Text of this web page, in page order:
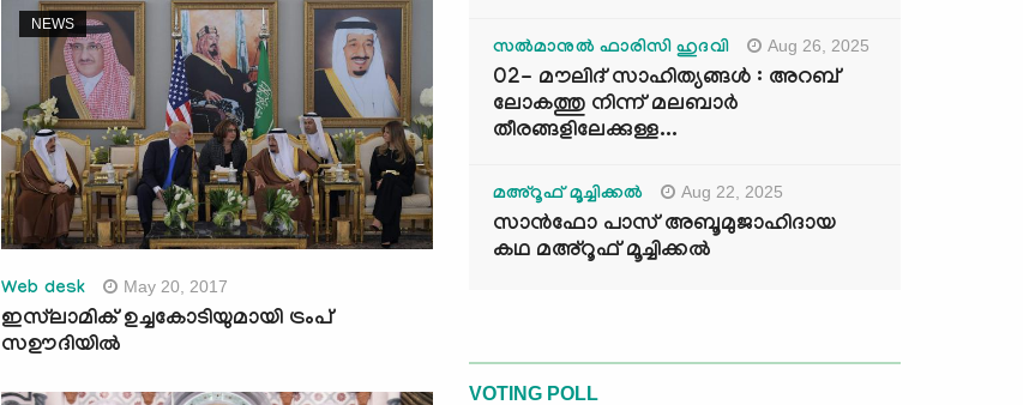
NEWS
Web desk May 20, 2017
ഇസ്‌ലാമിക് ഉച്ചകോടിയുമായി ട്രംപ്
സഊദിയില്‍
സൽമാനുൽ ഫാരിസി ഹുദവി Aug 26, 2025
02- മൗലിദ് സാഹിത്യങ്ങൾ : അറബ്
ലോകത്തു നിന്ന് മലബാർ
തീരങ്ങളിലേക്കുള്ള...
മഅ്റൂഫ് മൂച്ചിക്കല്‍ Aug 22, 2025
സാൻഫോ പാസ് അബൂമുജാഹിദായ
കഥ മഅ്റൂഫ് മൂച്ചിക്കല്‍
VOTING POLL